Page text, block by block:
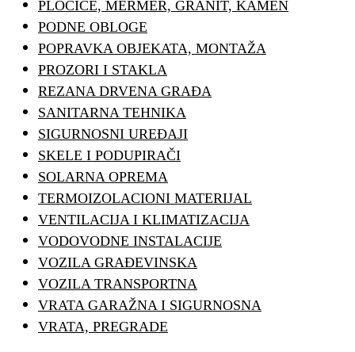
PLOČICE, MERMER, GRANIT, KAMEN
PODNE OBLOGE
POPRAVKA OBJEKATA, MONTAŽA
PROZORI I STAKLA
REZANA DRVENA GRAĐA
SANITARNA TEHNIKA
SIGURNOSNI UREĐAJI
SKELE I PODUPIRAČI
SOLARNA OPREMA
TERMOIZOLACIONI MATERIJAL
VENTILACIJA I KLIMATIZACIJA
VODOVODNE INSTALACIJE
VOZILA GRAĐEVINSKA
VOZILA TRANSPORTNA
VRATA GARAŽNA I SIGURNOSNA
VRATA, PREGRADE